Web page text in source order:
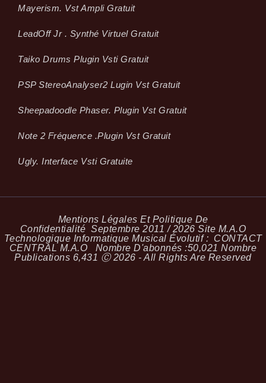
Mayerism. Vst Ampli Gratuit
LeadOff Jr . Synthé Virtuel Gratuit
Taiko Drums Plugin Vsti Gratuit
PSP StereoAnalyser2 Lugin Vst Gratuit
Sheepadoodle Phaser. Plugin Vst Gratuit
Note 2 Fréquence .plugin Vst Gratuit
Ugly. Interface Vsti Gratuite
Mentions Légales Et Politique De
Confidentialité Septembre 2011 / 2026 Site M.A.O
Technologique Informatique Musical Évolutif : CONTACT
CENTRAL M.A.O Nombre D'abonnés :50,021 Nombre
Publications 6,431 Ⓒ 2026 - All Rights Are Reserved